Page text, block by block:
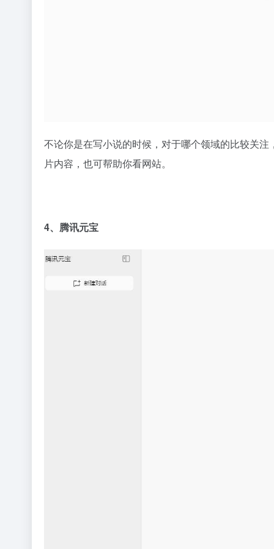
不论你是在写小说的时候，对于哪个领域的比较关
片内容，也可帮助你看网站。
4、腾讯元宝